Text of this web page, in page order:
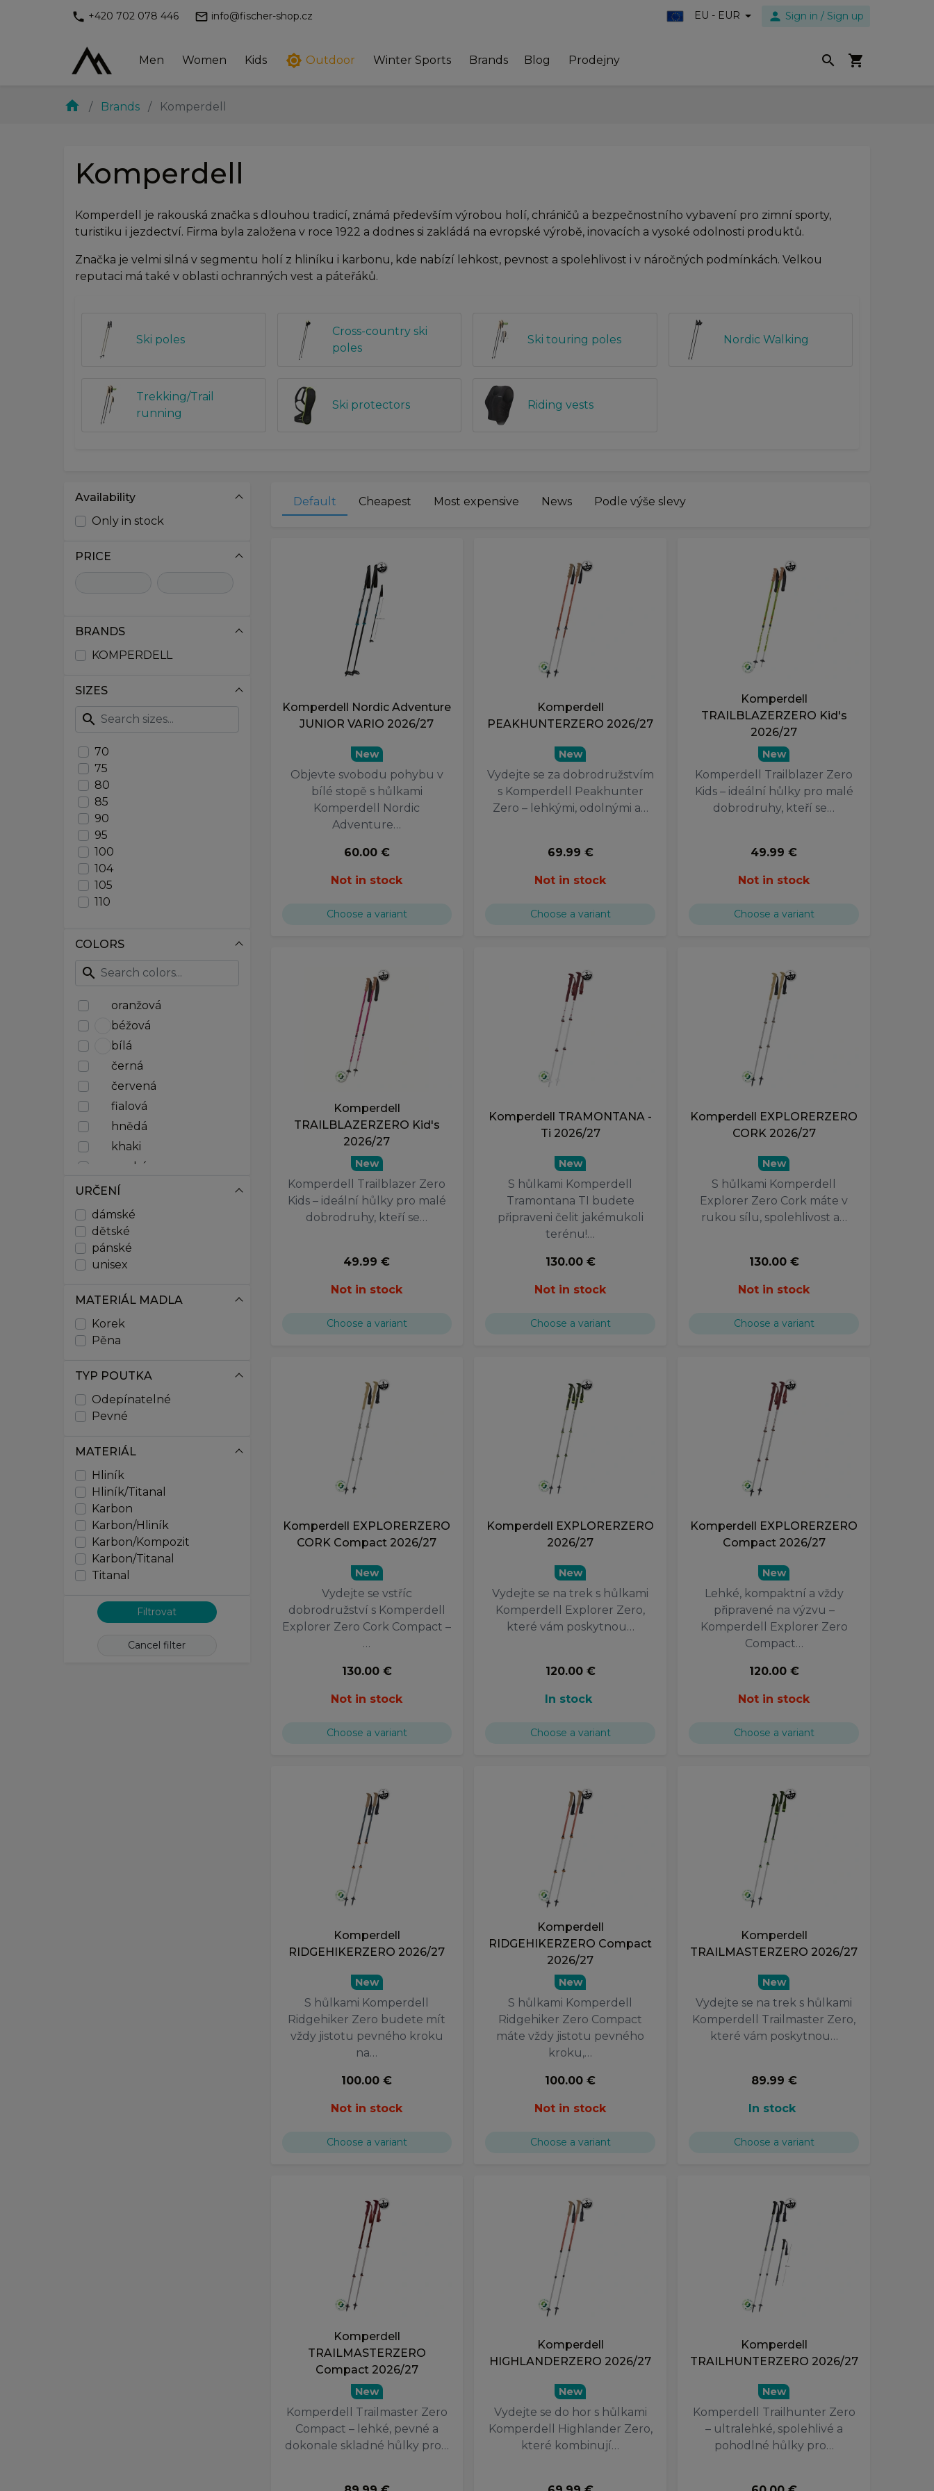
phone +420 702 078 446 mail_outline info@fischer-shop.cz EU - EUR person Sign in / Sign up
Men Women Kids brightness_7 Outdoor Winter Sports Brands Blog Prodejny search shopping_cart
home Brands Komperdell
Komperdell
Komperdell je rakouská značka s dlouhou tradicí, známá především výrobou holí, chráničů a bezpečnostního vybavení pro zimní sporty,
turistiku i jezdectví. Firma byla založena v roce 1922 a dodnes si zakládá na evropské výrobě, inovacích a vysoké odolnosti produktů.
Značka je velmi silná v segmentu holí z hliníku i karbonu, kde nabízí lehkost, pevnost a spolehlivost i v náročných podmínkách. Velkou
reputaci má také v oblasti ochranných vest a páteřáků.
Ski poles
Cross-country ski
poles
Ski touring poles Nordic Walking
Trekking/Trail
running
Ski protectors Riding vests
Availability
Only in stock
PRICE
BRANDS
KOMPERDELL
SIZES
search
70
75
80
85
90
95
100
104
105
110
120
125
128
130
150
152
175
80-105
90-120
90-125
100-125
105-125
105-130
105-140
110-145
115-135
115-150
XXS
XS
S
M
L
XL
XXL
UNI
75-100
85-100
COLORS
search
oranžová
béžová
bílá
černá
červená
fialová
hnědá
khaki
modrá
růžová
stříbrná
šedá
zelená
zlatá
sttříbrná
URČENÍ
dámské
dětské
pánské
unisex
MATERIÁL MADLA
Korek
Pěna
TYP POUTKA
Odepínatelné
Pevné
MATERIÁL
Hliník
Hliník/Titanal
Karbon
Karbon/Hliník
Karbon/Kompozit
Karbon/Titanal
Titanal
Cancel filter
Default Cheapest Most expensive News Podle výše slevy
Komperdell Nordic Adventure
JUNIOR VARIO 2026/27
New
Objevte svobodu pohybu v
bílé stopě s hůlkami
Komperdell Nordic
Adventure…
60.00 €
Not in stock
Choose a variant
Komperdell
PEAKHUNTERZERO 2026/27
New
Vydejte se za dobrodružstvím
s Komperdell Peakhunter
Zero – lehkými, odolnými a…
69.99 €
Not in stock
Choose a variant
Komperdell
TRAILBLAZERZERO Kid's
2026/27
New
Komperdell Trailblazer Zero
Kids – ideální hůlky pro malé
dobrodruhy, kteří se…
49.99 €
Not in stock
Choose a variant
Komperdell
TRAILBLAZERZERO Kid's
2026/27
New
Komperdell Trailblazer Zero
Kids – ideální hůlky pro malé
dobrodruhy, kteří se…
49.99 €
Not in stock
Choose a variant
Komperdell TRAMONTANA -
Ti 2026/27
New
S hůlkami Komperdell
Tramontana TI budete
připraveni čelit jakémukoli
terénu!…
130.00 €
Not in stock
Choose a variant
Komperdell EXPLORERZERO
CORK 2026/27
New
S hůlkami Komperdell
Explorer Zero Cork máte v
rukou sílu, spolehlivost a…
130.00 €
Not in stock
Choose a variant
Komperdell EXPLORERZERO
CORK Compact 2026/27
New
Vydejte se vstříc
dobrodružství s Komperdell
Explorer Zero Cork Compact –
…
130.00 €
Not in stock
Choose a variant
Komperdell EXPLORERZERO
2026/27
New
Vydejte se na trek s hůlkami
Komperdell Explorer Zero,
které vám poskytnou…
120.00 €
In stock
Choose a variant
Komperdell EXPLORERZERO
Compact 2026/27
New
Lehké, kompaktní a vždy
připravené na výzvu –
Komperdell Explorer Zero
Compact…
120.00 €
Not in stock
Choose a variant
Komperdell
RIDGEHIKERZERO 2026/27
New
S hůlkami Komperdell
Ridgehiker Zero budete mít
vždy jistotu pevného kroku
na…
100.00 €
Not in stock
Choose a variant
Komperdell
RIDGEHIKERZERO Compact
2026/27
New
S hůlkami Komperdell
Ridgehiker Zero Compact
máte vždy jistotu pevného
kroku,…
100.00 €
Not in stock
Choose a variant
Komperdell
TRAILMASTERZERO 2026/27
New
Vydejte se na trek s hůlkami
Komperdell Trailmaster Zero,
které vám poskytnou…
89.99 €
In stock
Choose a variant
Komperdell
TRAILMASTERZERO
Compact 2026/27
New
Komperdell Trailmaster Zero
Compact – lehké, pevné a
dokonale skladné hůlky pro…
Komperdell
HIGHLANDERZERO 2026/27
New
Vydejte se do hor s hůlkami
Komperdell Highlander Zero,
které kombinují…
Komperdell
TRAILHUNTERZERO 2026/27
New
Komperdell Trailhunter Zero
– ultralehké, spolehlivé a
pohodlné hůlky pro…